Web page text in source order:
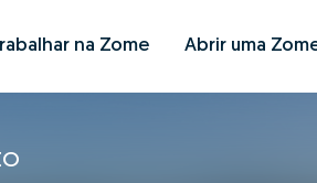
na Zome Abrir uma